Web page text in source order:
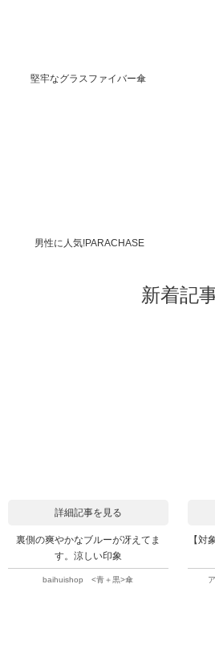
堅牢なグラスファイバー傘
男性に人気!PARACHASE
新着記
詳細記事を見る
裏側の爽やかなブルーが冴えてま
す。涼しい印象
baihuishop <青＋黒>傘
【